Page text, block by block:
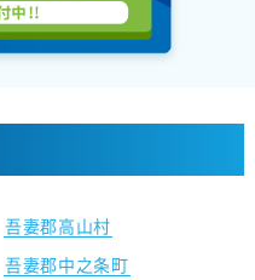
吾妻郡高山村
吾妻郡中之条町